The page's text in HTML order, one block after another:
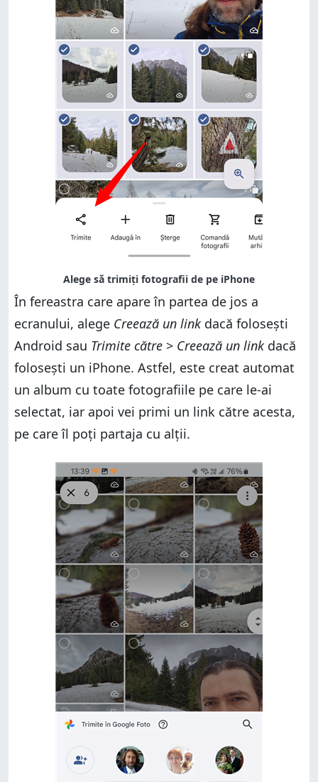
În fereastra care apare în partea de jos a
ecranului, alege Creează un linkdacă folosești
Android sau Trimite către > Creează un linkdacă
folosești un iPhone. Astfel, este creat automat
un album cu toate fotografiile pe care le-ai
selectat, iar apoi vei primi un link către acesta,
pe care îl poți partaja cu alții.